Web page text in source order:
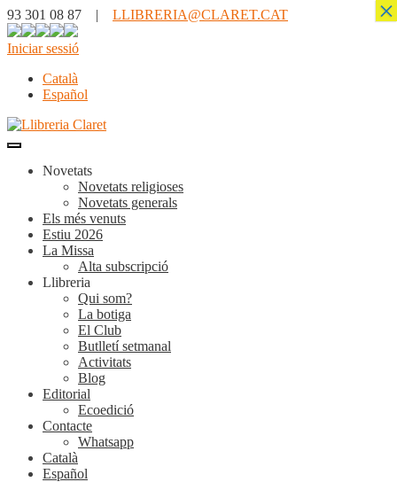
93 301 08 87 | LLIBRERIA@CLARET.CAT
Iniciar sessió
Català
Español
Novetats
Novetats religioses
Novetats generals
Els més venuts
Estiu 2026
La Missa
Alta subscripció
Llibreria
Qui som?
La botiga
El Club
Butlletí setmanal
Activitats
Blog
Editorial
Ecoedició
Contacte
Whatsapp
Català
Español
×